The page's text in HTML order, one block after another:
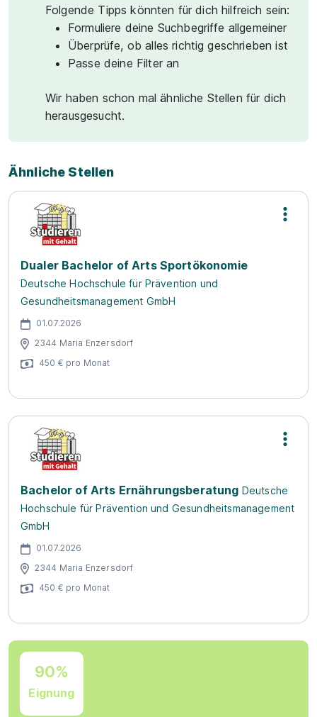
Folgende Tipps könnten für dich hilfreich sein:
Formuliere deine Suchbegriffe allgemeiner
Überprüfe, ob alles richtig geschrieben ist
Passe deine Filter an
Wir haben schon mal ähnliche Stellen für dich
herausgesucht.
Ähnliche Stellen
Dualer Bachelor of Arts Sportökonomie
Deutsche Hochschule für Prävention und
Gesundheitsmanagement GmbH
01.07.2026
2344 Maria Enzersdorf
450 € pro Monat
Bachelor of Arts Ernährungsberatung Deutsche
Hochschule für Prävention und Gesundheitsmanagement
GmbH
01.07.2026
2344 Maria Enzersdorf
450 € pro Monat
90%
Eignung